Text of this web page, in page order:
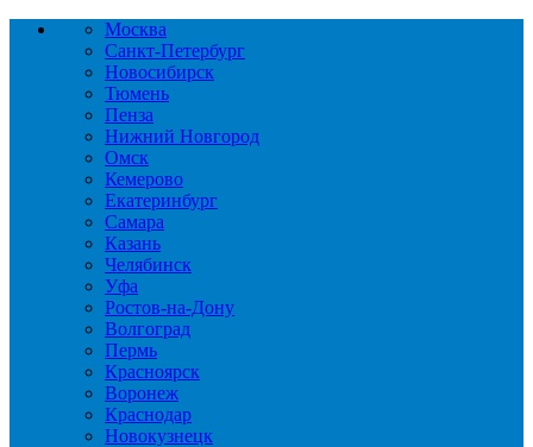
Москва
Санкт-Петербург
Новосибирск
Тюмень
Пенза
Нижний Новгород
Омск
Кемерово
Екатеринбург
Самара
Казань
Челябинск
Уфа
Ростов-на-Дону
Волгоград
Пермь
Красноярск
Воронеж
Краснодар
Новокузнецк